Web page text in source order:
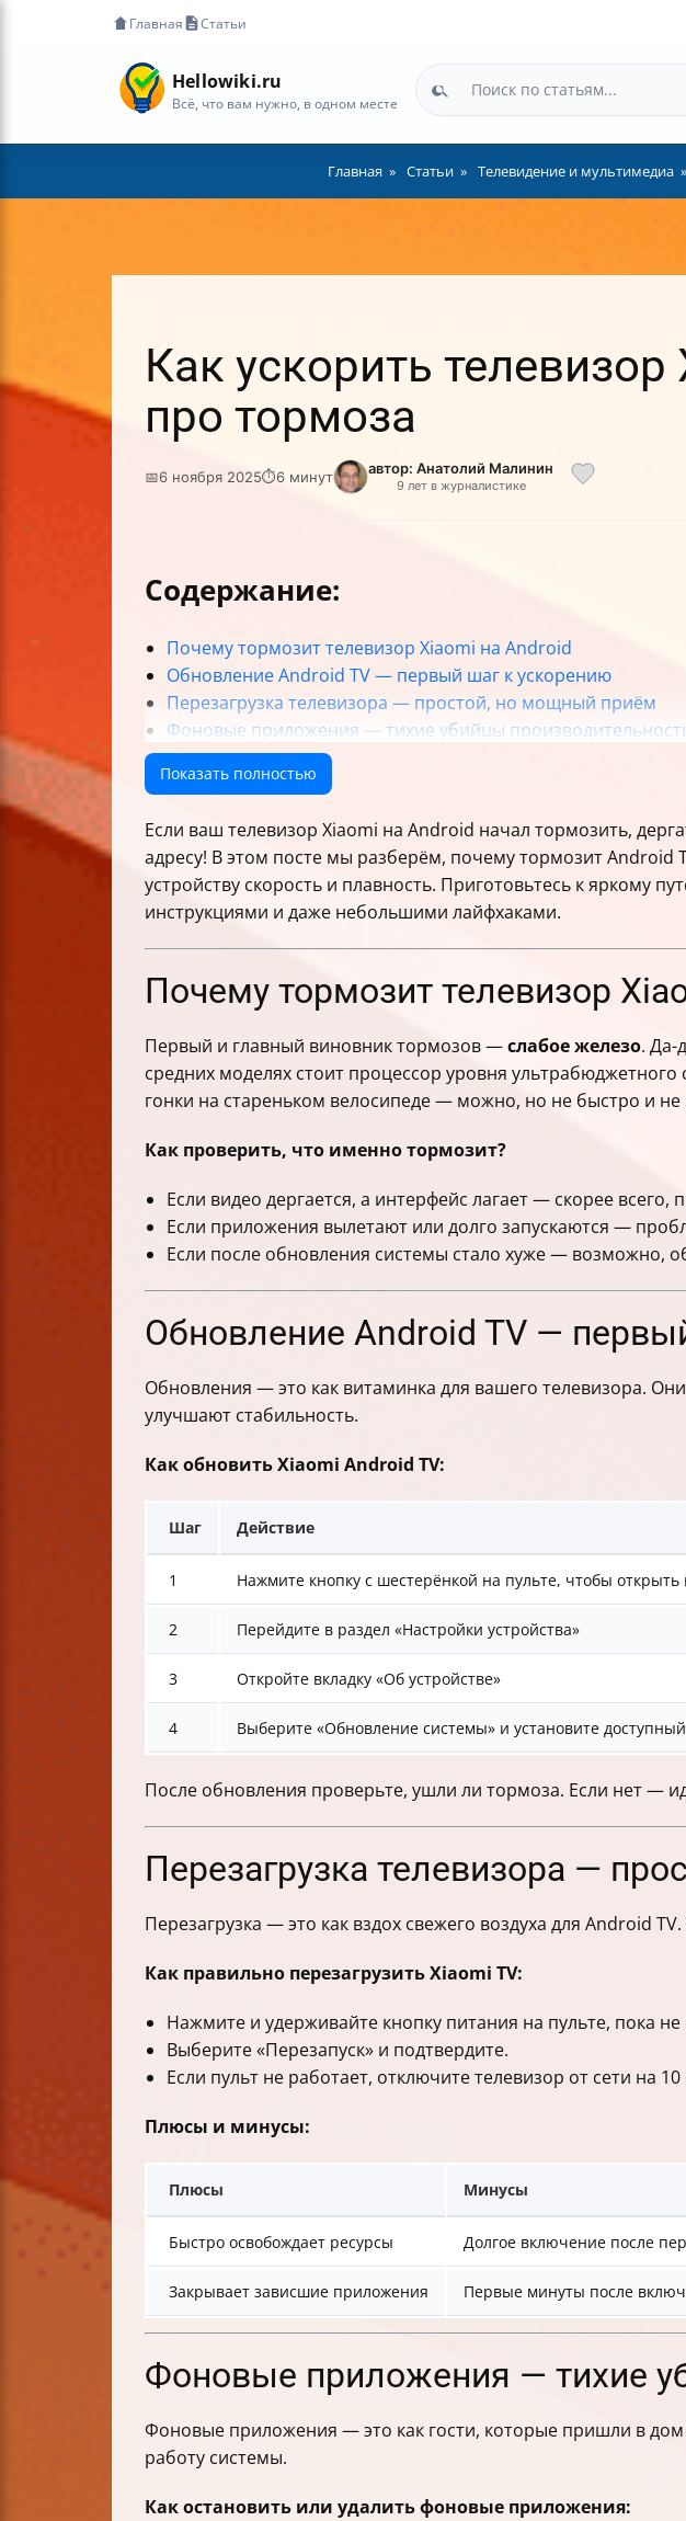
Главная Статьи
Hellowiki.ru
Всё, что вам нужно, в одном месте
Главная Статьи Телевидение и мультимедиа
Как ускорить
про тормоза
📅6 ноября 2025⏱6 минут автор: Анатолий Малинин
9 лет в журналистике
Содержание:
Почему тормозит телевизор Xiaomi на Android
Обновление Android TV — первый шаг к ускорению
Перезагрузка телевизора — простой, но мощный приём
Фоновые приложения — тихие убийцы
MEMC и сглаживание движения — когда плавность тормозит
Настройки разработчика — секретное оружие ускорения
Как понять, что ускорение действительно работает
Альтернативы настройкам — что ещё попробовать
Универсальные советы для разных моделей Xiaomi Android
Безопасность и приватность
Чек-лист ускорения Xiaomi Android TV
Показать полностью
Если ваш телевизор Xiaomi на Android начал тормозить,
адресу! В этом посте мы разберём, почему тормозит Android
устройству скорость и плавность. Приготовьтесь к
инструкциями и даже небольшими лайфхаками.
Почему тормозит телевизор
Первый и главный виновник тормозов —слабое железо. Да-
средних моделях стоит процессор уровня
гонки на стареньком велосипеде — можно, но не быстро и не
Как проверить, что именно тормозит?
Если видео дергается, а интерфейс лагает — скорее всего,
Если приложения вылетают или долго запускаются —
Если после обновления системы стало хуже — возможно,
Обновление Android TV —
Обновления — это как витаминка для вашего телевизора.
улучшают стабильность.
Как обновить Xiaomi Android TV:
Шаг Действие
1 Нажмите кнопку с шестерёнкой на пульте, чтобы открыть
2 Перейдите в раздел «Настройки устройства»
3 Откройте вкладку «Об устройстве»
4 Выберите «Обновление системы» и установите
После обновления проверьте, ушли ли тормоза. Если нет —
Перезагрузка телевизора —
Перезагрузка — это как вздох свежего воздуха для Android
Как правильно перезагрузить Xiaomi TV:
Нажмите и удерживайте кнопку питания на пульте, пока
Выберите «Перезапуск» и подтвердите.
Если пульт не работает, отключите телевизор от сети на
Плюсы и минусы:
Плюсы Минусы
Быстро освобождает ресурсы Долгое включение после
Закрывает зависшие приложения Первые минуты после
Фоновые приложения — тихие
Фоновые приложения — это как гости, которые пришли в
работу системы.
Как остановить или удалить фоновые приложения: